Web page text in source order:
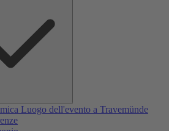
Luogo dell'evento a Travemünde